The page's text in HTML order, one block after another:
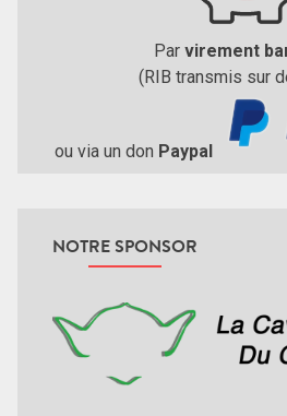
Par virement
(RIB transmis sur
ou via un don Paypal
NOTRE SPONSOR